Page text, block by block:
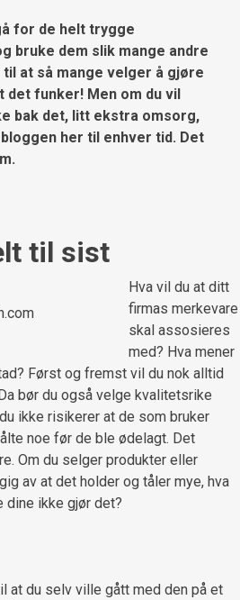
for de helt trygge
bruke dem slik mange andre
at så mange velger å gjøre
det funker! Men om du vil
bak det, litt ekstra omsorg,
her til enhver tid. Det
til sist
Hva vil du at ditt
firmas merkevare
skal assosieres
med? Hva mener
Først og fremst vil du nok alltid
bør du også velge kvalitetsrike
ikke risikerer at de som bruker
noe før de ble ødelagt. Det
Om du selger produkter eller
av at det holder og tåler mye, hva
dine ikke gjør det?
at du selv ville gått med den på et